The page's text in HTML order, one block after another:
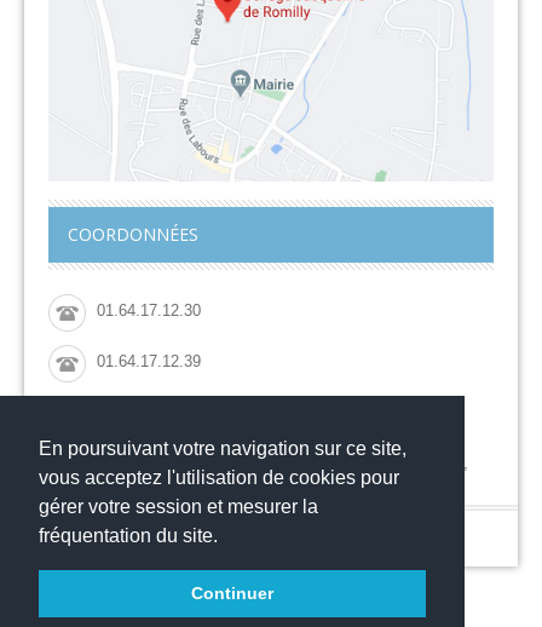
En poursuivant votre navigation sur ce site,
vous acceptez l'utilisation de cookies pour
gérer votre session et mesurer la
fréquentation du site.
Continuer
COORDONNÉES
01.64.17.12.30
01.64.17.12.39
Collège Jacqueline de Romilly, 44 rue des Grouettes,
77700 MAGNY LE HONGRE
© Copyright 2016Collège Jacqueline de Romilly
Websco